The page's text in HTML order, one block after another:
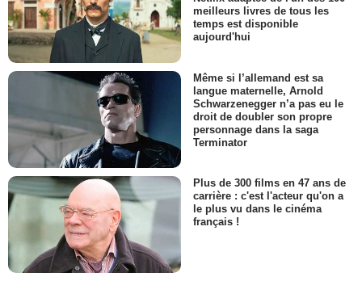
meilleurs livres de tous les
temps est disponible
aujourd'hui
Même si l’allemand est sa
langue maternelle, Arnold
Schwarzenegger n’a pas eu le
droit de doubler son propre
personnage dans la saga
Terminator
Plus de 300 films en 47 ans de
carrière : c'est l'acteur qu'on a
le plus vu dans le cinéma
français !